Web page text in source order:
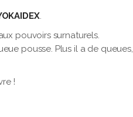
.
pouvoirs surnaturels.
pousse. Plus il a de queues,
!